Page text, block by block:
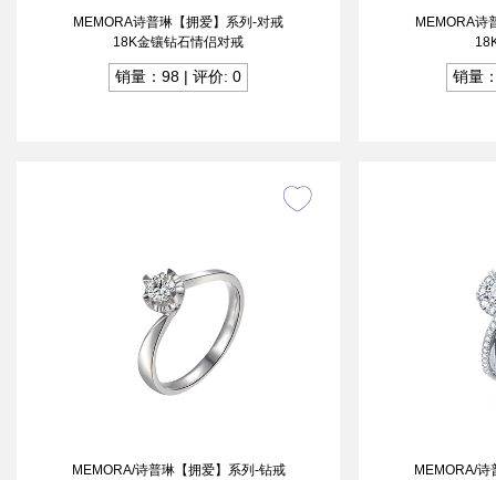
MEMORA诗普琳【拥爱】系列-对戒
18K金镶钻石情侣对戒
销量：98 | 评价: 0
MEMORA诗
销量
MEMORA/诗普琳【拥爱】系列-钻戒
MEMORA/诗